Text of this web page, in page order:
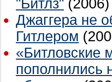
"Битлз" (2006)
Джаггера не
Гитлером
«Битловские
пополнились